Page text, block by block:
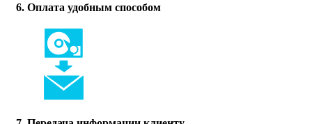
6. Оплата удобным способом